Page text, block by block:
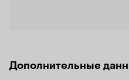
Дополнительные